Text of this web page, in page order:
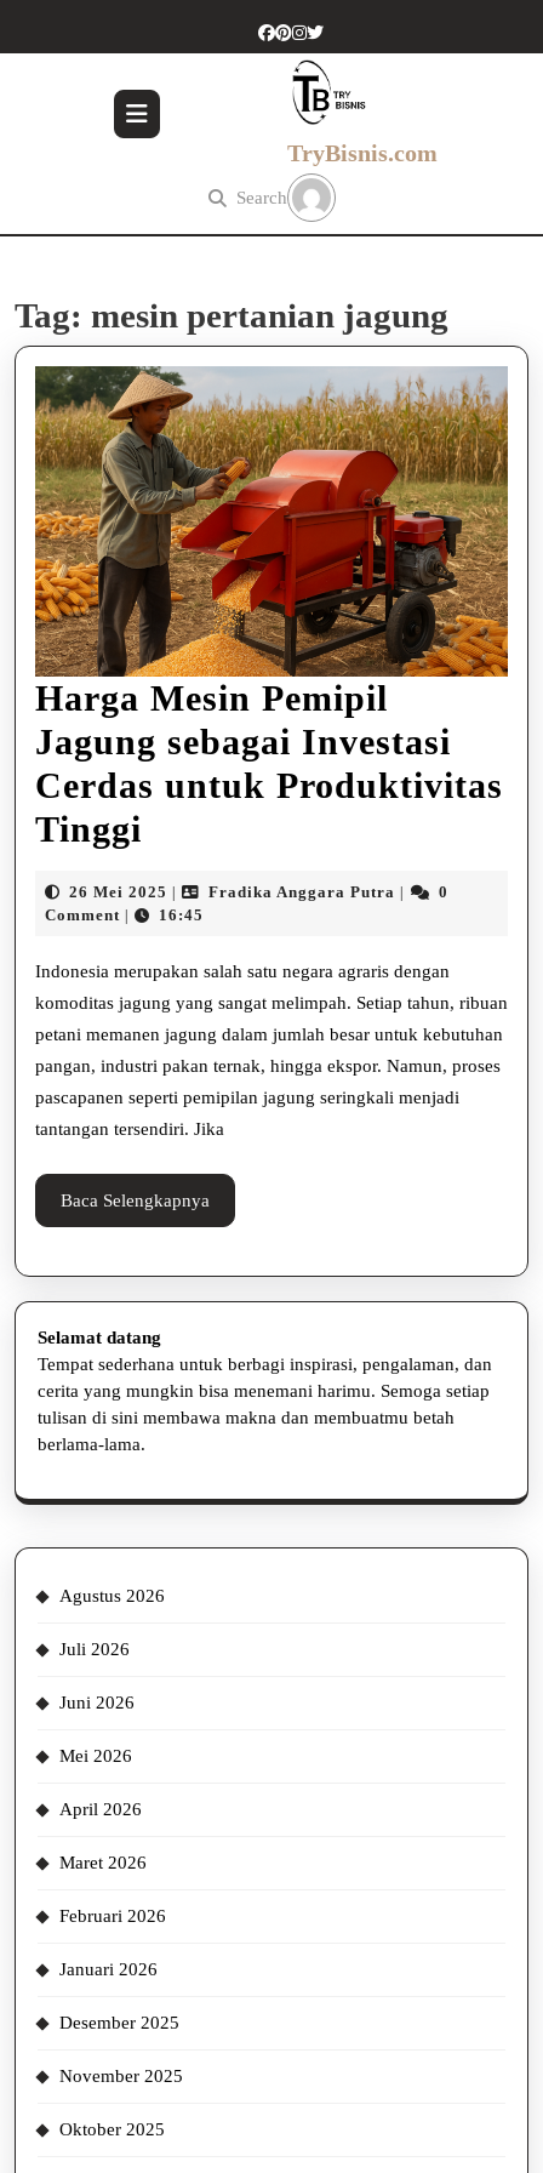
TryBisnis.com
Search
Tag: mesin pertanian jagung
Harga Mesin Pemipil
Jagung sebagai Investasi
Cerdas untuk Produktivitas
Tinggi
Pemipil
Jagung
sebagai
Investasi
Cerdas
untuk
Produktivitas
Tinggi
26 Mei 2025 26
Mei
Fradika Anggara Putra Fradika
0
Comment
16:45
Indonesia merupakan salah satu negara agraris dengan
komoditas jagung yang sangat melimpah. Setiap tahun, ribuan
petani memanen jagung dalam jumlah besar untuk kebutuhan
pangan, industri pakan ternak, hingga ekspor. Namun, proses
pascapanen seperti pemipilan jagung seringkali menjadi
tantangan tersendiri. Jika
Baca Selengkapnya
Selengkapnya
Selamat datang
Tempat sederhana untuk berbagi inspirasi, pengalaman, dan
cerita yang mungkin bisa menemani harimu. Semoga setiap
tulisan di sini membawa makna dan membuatmu betah
berlama-lama.
Agustus 2026
Juli 2026
Juni 2026
Mei 2026
April 2026
Maret 2026
Februari 2026
Januari 2026
Desember 2025
November 2025
Oktober 2025